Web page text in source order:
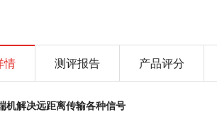
情 测评报告 产品评分
机解决远距离传输各种信号